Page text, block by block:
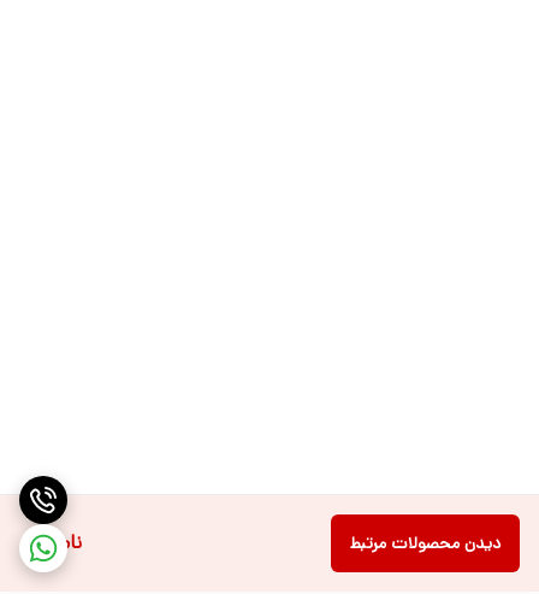
ناموجود دیدن محصولات مرتبط